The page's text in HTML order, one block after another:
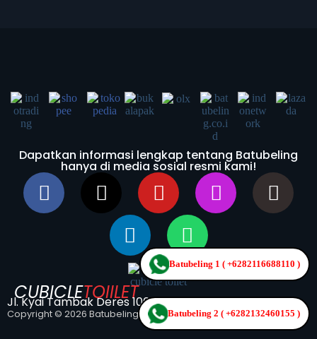
Dapatkan informasi lengkap tentang Batubeling
hanya di media sosial resmi kami!
CUBICLETOIILET
Jl. Kyai Tambak Deres 100b Surabaya
Copyright © 2026 Batubeling
Batubeling 1 ( +6282116688110 )
Batubeling 2 ( +6282132460155 )